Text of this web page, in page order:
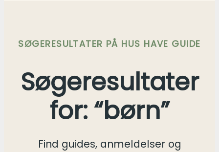
SØGERESULTATER PÅ HUS HAVE GUIDE
Søgeresultater
for: “børn”
Find guides, anmeldelser og